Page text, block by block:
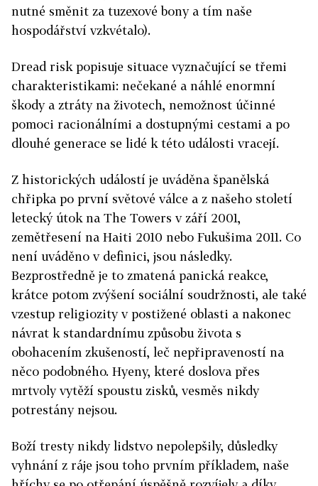
nutné směnit za tuzexové bony a tím naše
hospodářství vzkvétalo).
Dread risk popisuje situace vyznačující se třemi
charakteristikami: nečekané a náhlé enormní
škody a ztráty na životech, nemožnost účinné
pomoci racionálními a dostupnými cestami a po
dlouhé generace se lidé k této události vracejí.
Z historických událostí je uváděna španělská
chřipka po první světové válce a z našeho století
letecký útok na The Towers v září 2001,
zemětřesení na Haiti 2010 nebo Fukušima 2011. Co
není uváděno v definici, jsou následky.
Bezprostředně je to zmatená panická reakce,
krátce potom zvýšení sociální soudržnosti, ale také
vzestup religiozity v postižené oblasti a nakonec
návrat k standardnímu způsobu života s
obohacením zkušeností, leč nepřipraveností na
něco podobného. Hyeny, které doslova přes
mrtvoly vytěží spoustu zisků, vesměs nikdy
potrestány nejsou.
Boží tresty nikdy lidstvo nepolepšily, důsledky
vyhnání z ráje jsou toho prvním příkladem, naše